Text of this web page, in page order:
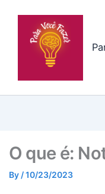
O que é:
By /10/23/2023